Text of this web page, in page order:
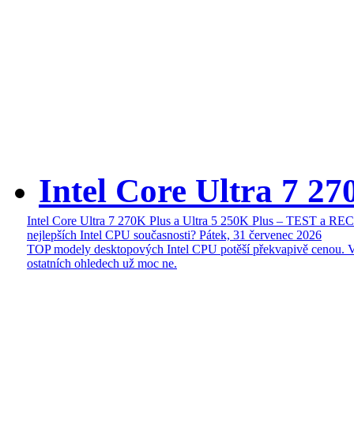
Intel Core Ultra 7
Intel Core Ultra 7 270K Plus a Ultra 5 250K Plus – TEST a
nejlepších Intel CPU současnosti? Pátek, 31 červenec 2026
TOP modely desktopových Intel CPU potěší překvapivě cenou.
ostatních ohledech už moc ne.